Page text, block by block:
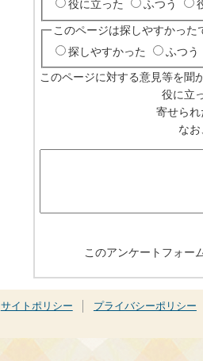
役に立った
ふつう
このページは探しやすかった
探しやすかった
ふつう
このページに対する意見等を聞
役に立
寄せられ
な
このアンケートフォー
サイトポリシー プライバシーポリシー